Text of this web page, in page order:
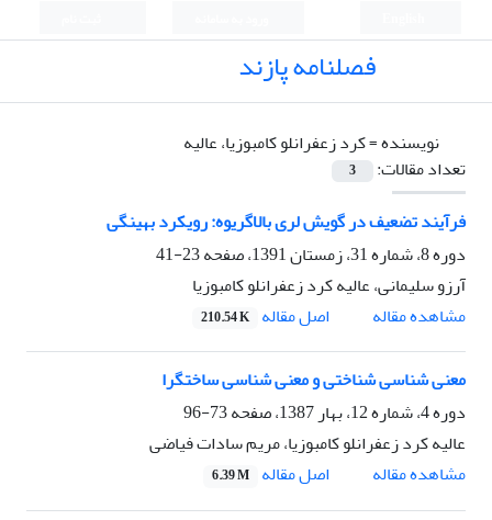
فصلنامه پازند
نویسنده =کرد زعفرانلو کامبوزیا، عالیه
تعداد مقالات:
3
فرآیند تضعیف در گویش لری بالاگریوه: رویکرد بهینگی
دوره 8، شماره 31، زمستان 1391، صفحه
23-41
آرزو سلیمانی، عالیه کرد زعفرانلو کامبوزیا
مشاهده مقاله
اصل مقاله 210.54 K
معنی شناسی شناختی و معنی شناسی ساختگرا
دوره 4، شماره 12، بهار 1387، صفحه
73-96
عالیه کرد زعفرانلو کامبوزیا، مریم سادات فیاضی
مشاهده مقاله
اصل مقاله 6.39 M